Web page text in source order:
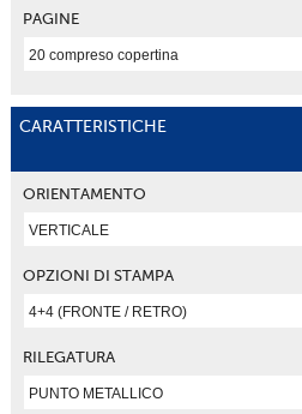
PAGINE
CARATTERISTICHE
ORIENTAMENTO
OPZIONI DI STAMPA
RILEGATURA